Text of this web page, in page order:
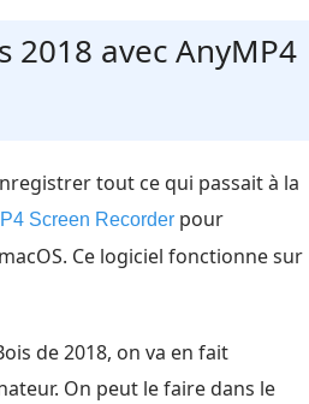
2018 avec AnyMP4
tout ce qui passait à la
Screen Recorder pour
Ce logiciel fonctionne sur
de 2018, on va en fait
On peut le faire dans le